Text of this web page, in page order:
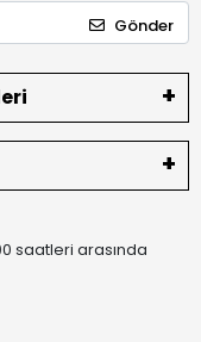
Gönder
saatleri arasında